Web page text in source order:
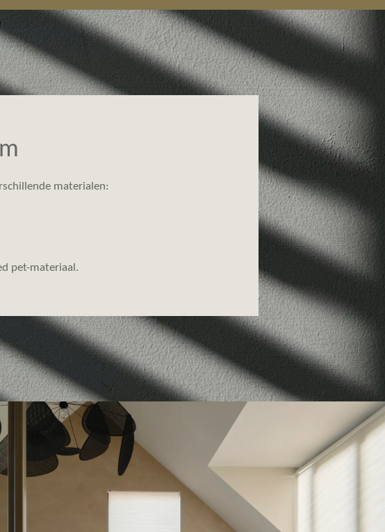
materialen:
pet-materiaal.